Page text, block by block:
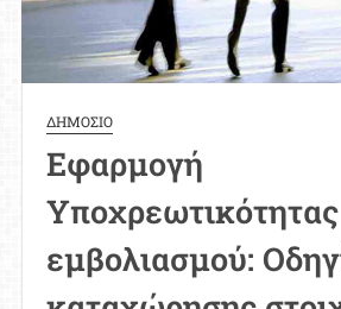
των
60
ετών
ΔΗΜΟΣΙΟ
Εφαρμογή
Υποχρεωτικότητας
εμβολιασμού: